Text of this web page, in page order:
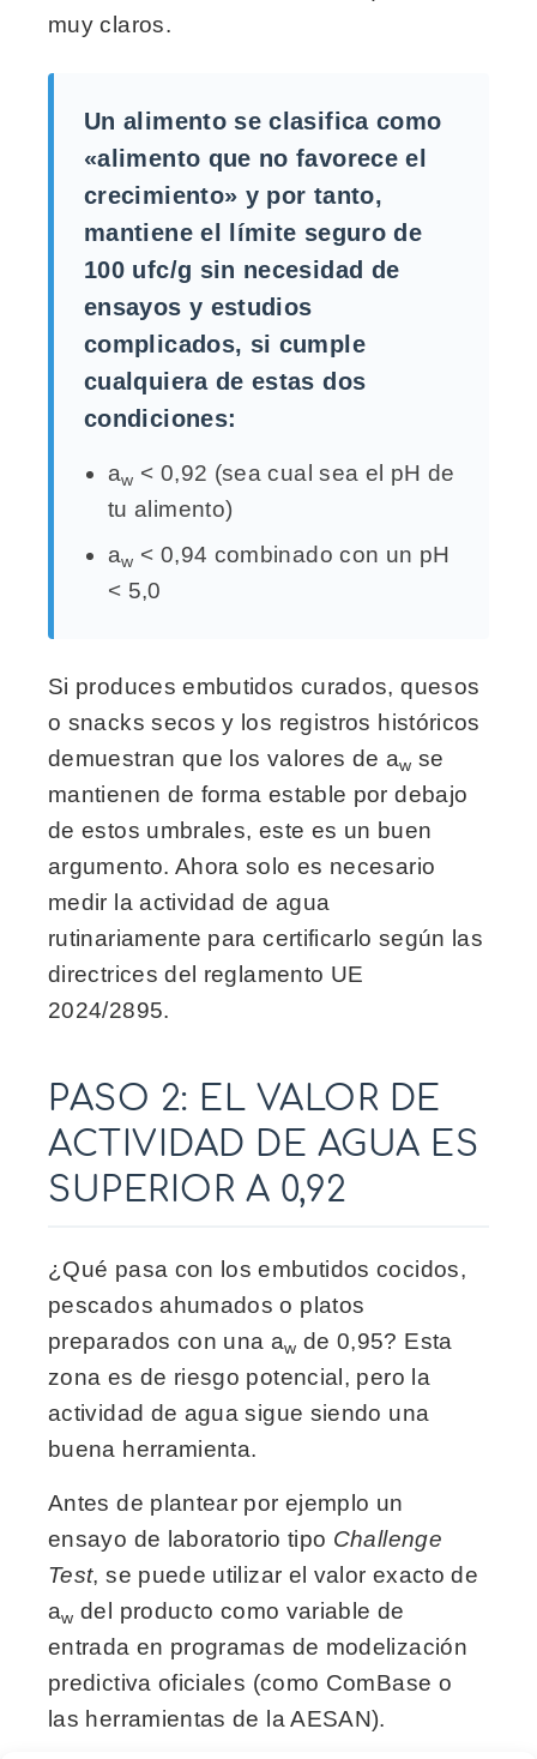
muy claros.
Un alimento se clasifica como
«alimento que no favorece el
crecimiento» y por tanto,
mantiene el límite seguro de
100 ufc/g sin necesidad de
ensayos y estudios
complicados, si cumple
cualquiera de estas dos
condiciones:
aw < 0,92 (sea cual sea el pH de
tu alimento)
aw < 0,94 combinado con un pH
< 5,0
Si produces embutidos curados, quesos
o snacks secos y los registros históricos
demuestran que los valores de aw se
mantienen de forma estable por debajo
de estos umbrales, este es un buen
argumento. Ahora solo es necesario
medir la actividad de agua
rutinariamente para certificarlo según las
directrices del reglamento UE
2024/2895.
PASO 2: EL VALOR DE
ACTIVIDAD DE AGUA ES
SUPERIOR A 0,92
¿Qué pasa con los embutidos cocidos,
pescados ahumados o platos
preparados con una aw de 0,95? Esta
zona es de riesgo potencial, pero la
actividad de agua sigue siendo una
buena herramienta.
Antes de plantear por ejemplo un
ensayo de laboratorio tipo Challenge
Test, se puede utilizar el valor exacto de
aw del producto como variable de
entrada en programas de modelización
predictiva oficiales (como ComBase o
las herramientas de la AESAN).